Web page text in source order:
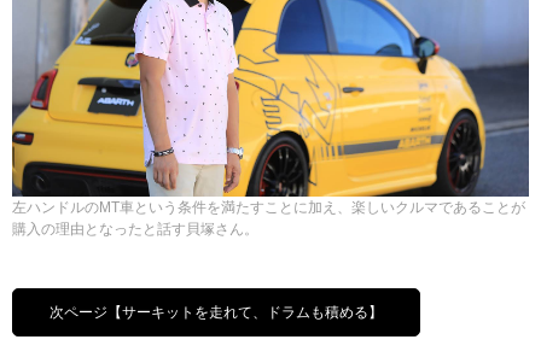
左ハンドルのMT車という条件を満たすことに加え、楽しいクルマであることが
購入の理由となったと話す貝塚さん。
次ページ【サーキットを走れて、ドラムも積める】